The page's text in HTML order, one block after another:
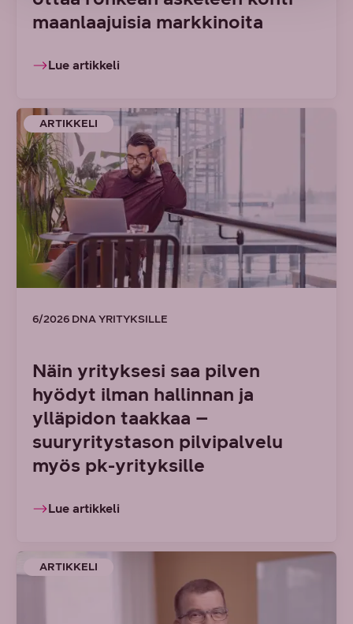
maanlaajuisia markkinoita
Lue artikkeli
ARTIKKELI
6/2026 DNA YRITYKSILLE
Näin yrityksesi saa pilven
hyödyt ilman hallinnan ja
ylläpidon taakkaa –
suuryritystason pilvipalvelu
myös pk-yrityksille
Lue artikkeli
ARTIKKELI